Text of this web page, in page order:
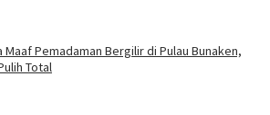
Maaf Pemadaman Bergilir di Pulau Bunaken,
Total